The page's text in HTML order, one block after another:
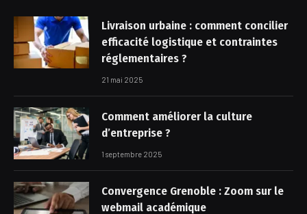
Livraison urbaine : comment concilier
efficacité logistique et contraintes
réglementaires ?
21 mai 2025
Comment améliorer la culture
d’entreprise ?
1 septembre 2025
Convergence Grenoble : Zoom sur le
webmail académique